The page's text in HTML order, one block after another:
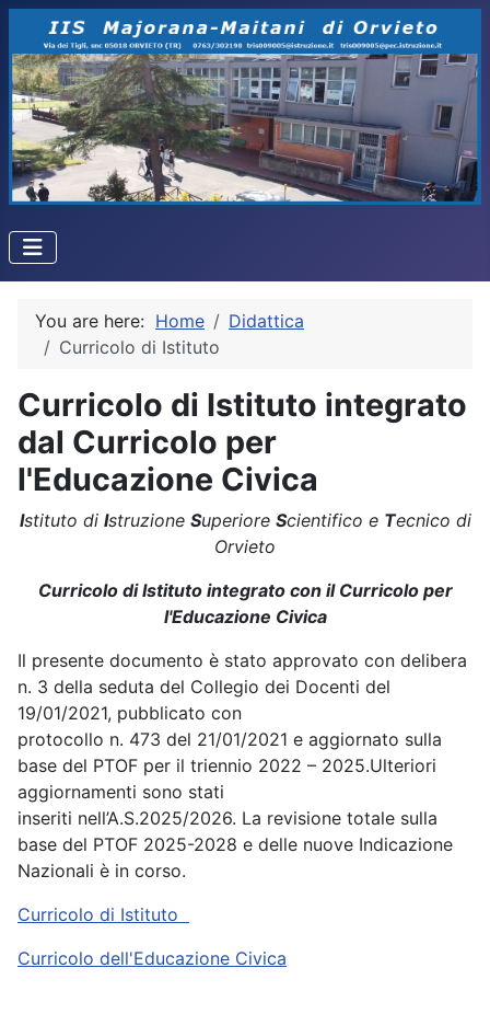
You are here: Home
Didattica
Curricolo di Istituto
Curricolo di Istituto integrato
dal Curricolo per
l'Educazione Civica
Istituto di Istruzione Superiore Scientifico e Tecnico di
Orvieto
Curricolo di Istituto integrato con il Curricolo per
l'Educazione Civica
Il presente documento è stato approvato con delibera
n. 3 della seduta del Collegio dei Docenti del
19/01/2021, pubblicato con
protocollo n. 473 del 21/01/2021 e aggiornato sulla
base del PTOF per il triennio 2022 – 2025.Ulteriori
aggiornamenti sono stati
inseriti nell’A.S.2025/2026. La revisione totale sulla
base del PTOF 2025-2028 e delle nuove Indicazione
Nazionali è in corso.
Curricolo di Istituto
Curricolo dell'Educazione Civica